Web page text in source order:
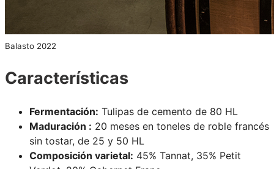
Balasto 2022
Características
Fermentación: Tulipas de cemento de 80 HL
Maduración : 20 meses en toneles de roble francés
sin tostar, de 25 y 50 HL
Composición varietal: 45% Tannat, 35% Petit